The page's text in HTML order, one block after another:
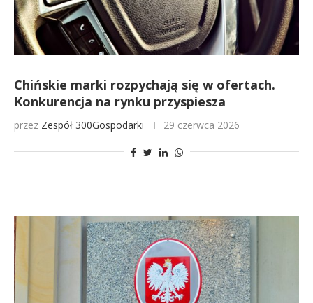
Chińskie marki rozpychają się w ofertach.
Konkurencja na rynku przyspiesza
przez Zespół 300Gospodarki 29 czerwca 2026